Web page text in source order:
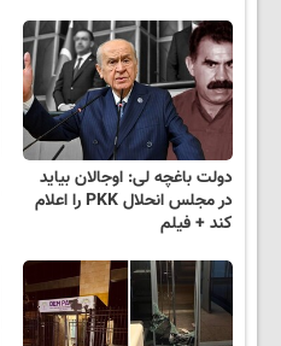
دولت باغچه لی: اوجالان بیاید
در مجلس انحلال PKK را اعلام
کند + فیلم